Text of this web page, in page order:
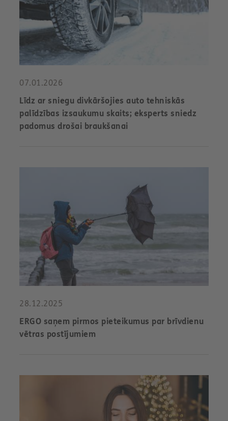
07.01.2026
Līdz ar sniegu divkāršojies auto tehniskās
palīdzības izsaukumu skaits; eksperts sniedz
padomus drošai braukšanai
28.12.2025
ERGO saņem pirmos pieteikumus par brīvdienu
vētras postījumiem